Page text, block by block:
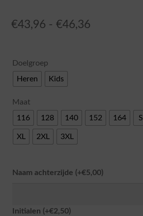
€43,96 - €46,36Prijsklasse:
Doelgroep
Heren
Kids
Maat
116
128 140 152 164 S
XL 2XL 3XL
Naam achterzijde (+€5,00)
Initialen (+€2,50)